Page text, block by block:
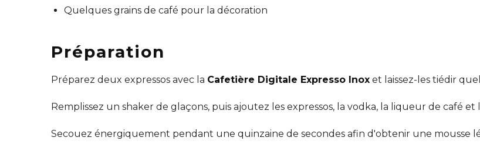
Quelques grains de café pour la décoration
Préparation
Préparez deux expressos avec la Cafetière Digitale Expresso Inox et laissez-les tiédir
Remplissez un shaker de glaçons, puis ajoutez les expressos, la vodka, la liqueur de café et
Secouez énergiquement pendant une quinzaine de secondes afin d'obtenir une mousse